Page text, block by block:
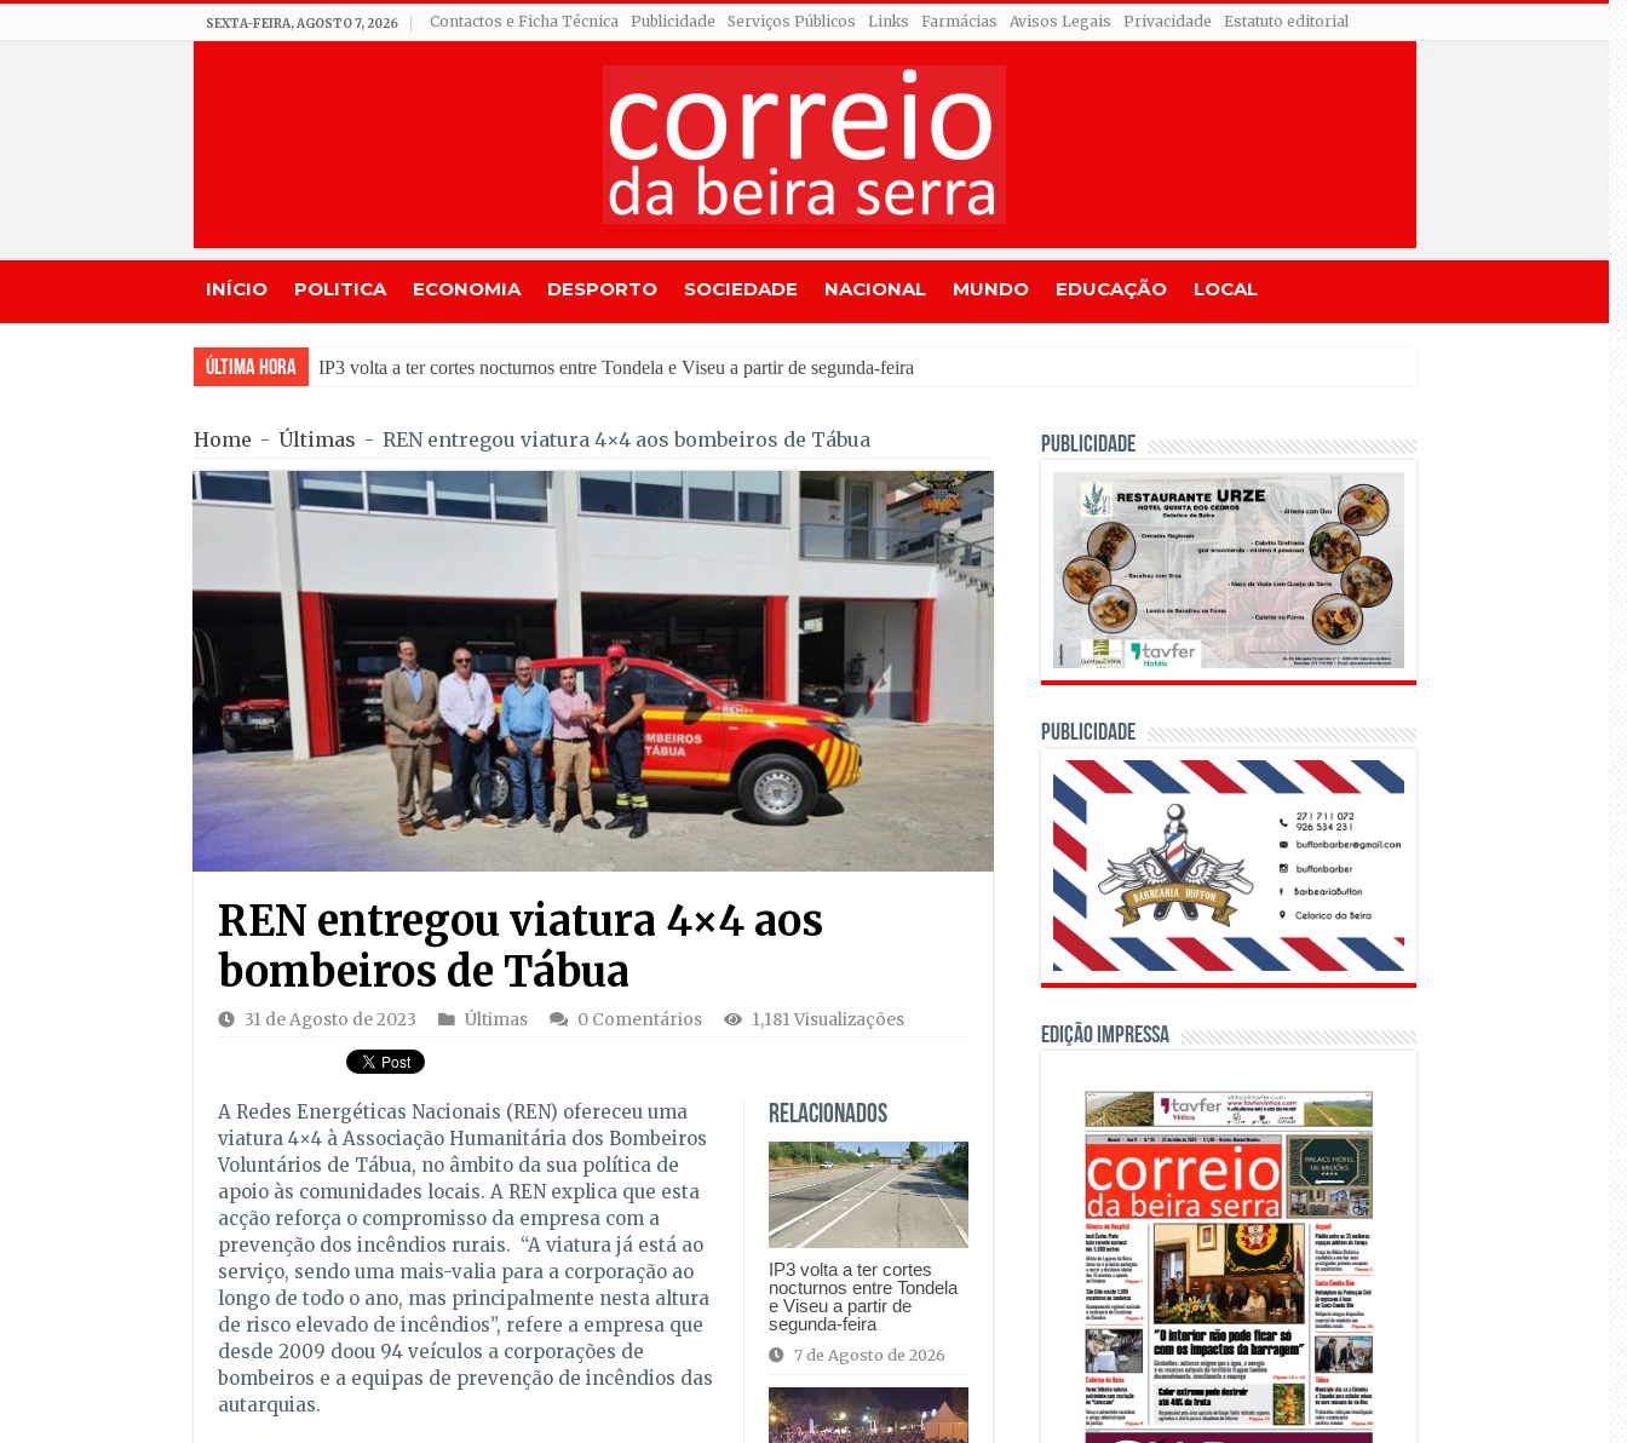
SEXTA-FEIRA, AGOSTO 7, 2026 Contactos e Ficha Técnica Publicidade Serviços Públicos Links Farmácias Avisos Legais Privacidade Estatuto editorial
INÍCIO POLITICA ECONOMIA DESPORTO SOCIEDADE NACIONAL MUNDO EDUCAÇÃO LOCAL
Última Hora Seia celebra as Festas do Concelho,
Home - Últimas - REN entregou viatura 4×4 aos bombeiros de Tábua
REN entregou viatura 4×4 aos
bombeiros de Tábua
31 de Agosto de 2023 Últimas 0 Comentários 1,181 Visualizações
Relacionados
IP3 volta a ter cortes
nocturnos entre Tondela
e Viseu a partir de
segunda-feira
7 de Agosto de 2026
A Redes Energéticas Nacionais (REN) ofereceu uma
viatura 4×4 à Associação Humanitária dos Bombeiros
Voluntários de Tábua, no âmbito da sua política de
apoio às comunidades locais. A REN explica que esta
acção reforça o compromisso da empresa com a
prevenção dos incêndios rurais. “A viatura já está ao
serviço, sendo uma mais-valia para a corporação ao
longo de todo o ano, mas principalmente nesta altura
de risco elevado de incêndios”, refere a empresa que
desde 2009 doou 94 veículos a corporações de
bombeiros e a equipas de prevenção de incêndios das
autarquias.
PUBLICIDADE
PUBLICIDADE
Edição Impressa